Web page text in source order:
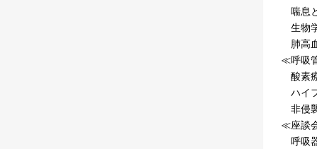
喘息
生物
肺高
≪呼吸
酸素
ハイ
非侵
≪座談
呼吸